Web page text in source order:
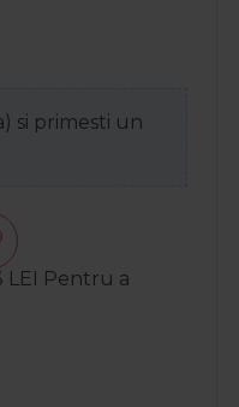
si primesti un
LEI Pentru a